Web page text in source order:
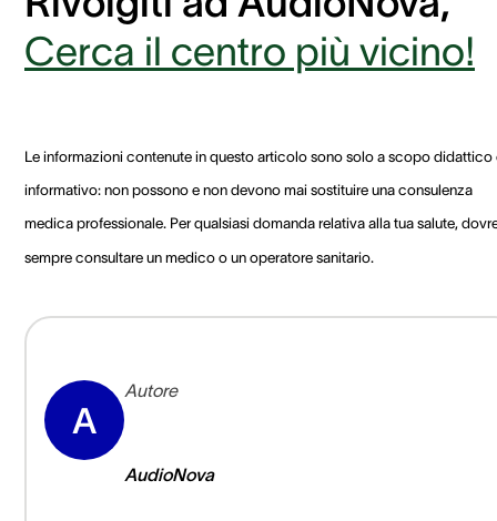
Cerca il centro più vicino!
Le informazioni contenute in questo articolo sono solo a scopo didattico
informativo: non possono e non devono mai sostituire una consulenza
medica professionale. Per qualsiasi domanda relativa alla tua salute,
sempre consultare un medico o un operatore sanitario.
A
Autore
AudioNova